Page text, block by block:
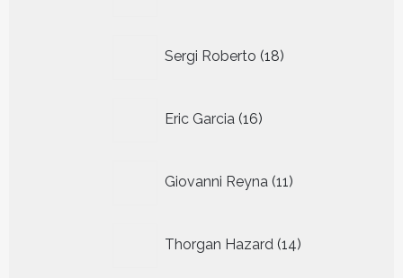
Sergi Roberto 18
producten
Eric Garcia 16
producten
Giovanni Reyna 11
producten
Thorgan Hazard 14
producten